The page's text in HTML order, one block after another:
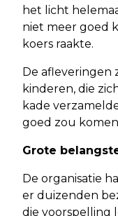
het licht
niet meer goed
koers raakte.
De afleveringen
kinderen, die
kade
goed zou
Grote
De organisatie
er duizenden
die voorspelling